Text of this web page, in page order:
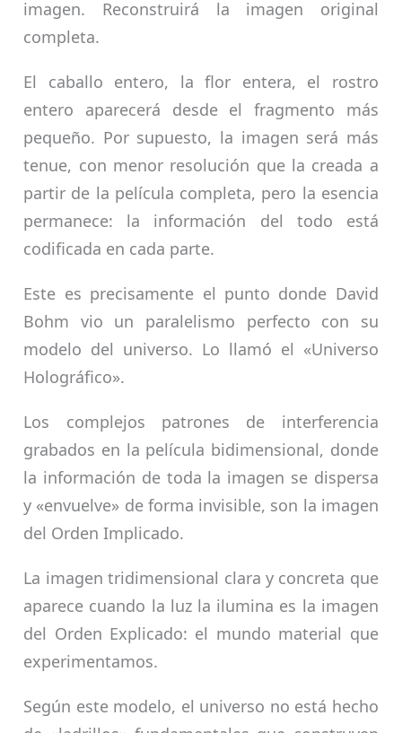
imagen. Reconstruirá la imagen original
completa.
El caballo entero, la flor entera, el rostro
entero aparecerá desde el fragmento más
pequeño. Por supuesto, la imagen será más
tenue, con menor resolución que la creada a
partir de la película completa, pero la esencia
permanece: la información del todo está
codificada en cada parte.
Este es precisamente el punto donde David
Bohm vio un paralelismo perfecto con su
modelo del universo. Lo llamó el «Universo
Holográfico».
Los complejos patrones de interferencia
grabados en la película bidimensional, donde
la información de toda la imagen se dispersa
y «envuelve» de forma invisible, son la imagen
del Orden Implicado.
La imagen tridimensional clara y concreta que
aparece cuando la luz la ilumina es la imagen
del Orden Explicado: el mundo material que
experimentamos.
Según este modelo, el universo no está hecho